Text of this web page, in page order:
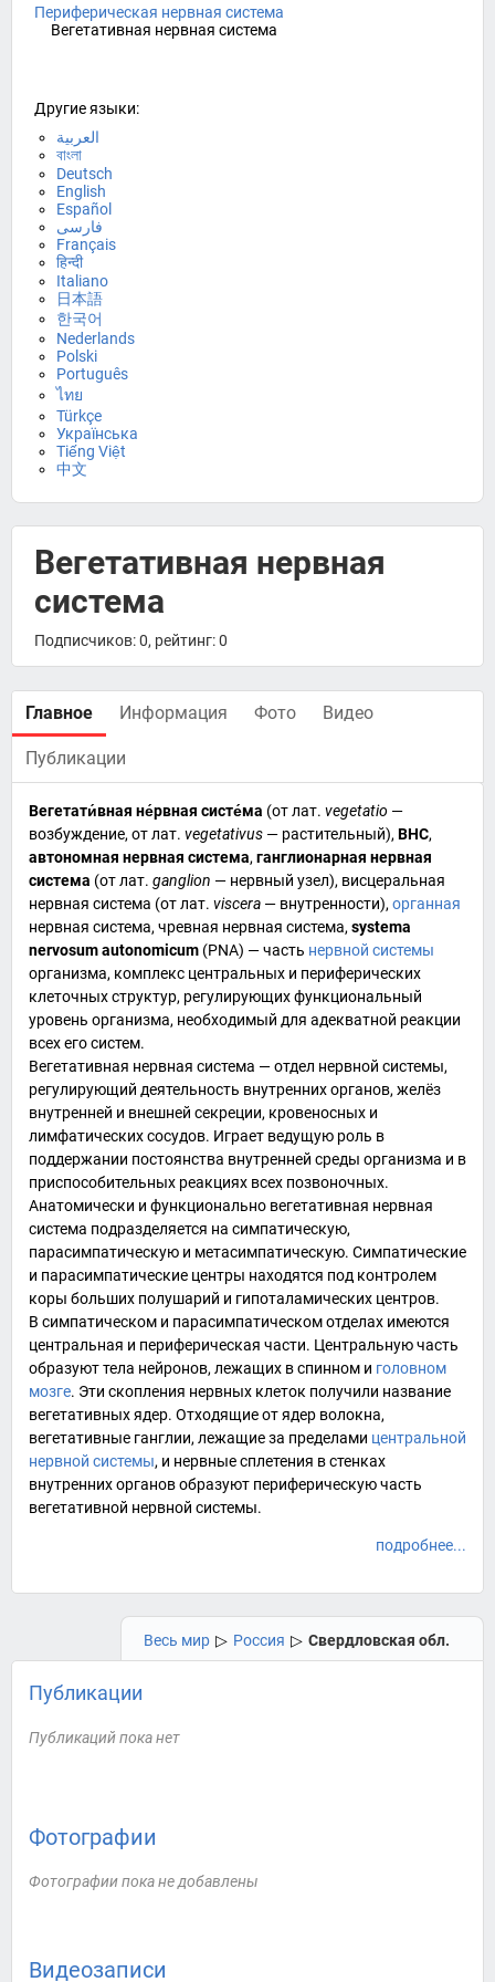
Периферическая нервная система
Вегетативная нервная система
Другие языки:
العربية
বাংলা
Deutsch
English
Español
فارسی
Français
हिन्दी
Italiano
日本語
한국어
Nederlands
Polski
Português
ไทย
Türkçe
Українська
Tiếng Việt
中文
Вегетативная нервная
система
Подписчиков: 0, рейтинг: 0
Главное Информация Фото Видео
Публикации
Вегетати́вная не́рвная систе́ма (отлат. vegetatio —
возбуждение, отлат. vegetativus — растительный), ВНС,
автономная нервная система, ганглионарная нервная
система (отлат. ganglion — нервный узел), висцеральная
нервная система (отлат. viscera — внутренности), органная
нервная система, чревная нервная система, systema
nervosum autonomicum (PNA) — часть нервной системы
организма, комплекс центральных и периферических
клеточных структур, регулирующих функциональный
уровень организма, необходимый для адекватной реакции
всех его систем.
Вегетативная нервная система — отдел нервной системы,
регулирующий деятельность внутренних органов, желёз
внутренней и внешней секреции, кровеносных и
лимфатических сосудов. Играет ведущую роль в
поддержании постоянства внутренней среды организма и в
приспособительных реакциях всех позвоночных.
Анатомически и функционально вегетативная нервная
система подразделяется на симпатическую,
парасимпатическую и метасимпатическую. Симпатические
и парасимпатические центры находятся под контролем
коры больших полушарий и гипоталамических центров.
В симпатическом и парасимпатическом отделах имеются
центральная и периферическая части. Центральную часть
образуют тела нейронов, лежащих вспинном и головном
мозге. Эти скопления нервных клеток получили название
вегетативных ядер. Отходящие от ядер волокна,
вегетативные ганглии, лежащие за пределами центральной
нервной системы, и нервные сплетения в стенках
внутренних органов образуют периферическую часть
вегетативной нервной системы.
подробнее...
Весь мир ▷ Россия ▷ Свердловская обл.
Публикации
Публикаций пока нет
Фотографии
Фотографии пока не добавлены
Видеозаписи